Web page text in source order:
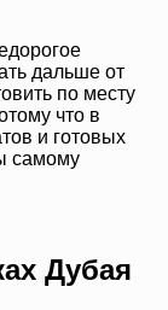
дальше от
по месту
что в
и готовых
самому
Дубая